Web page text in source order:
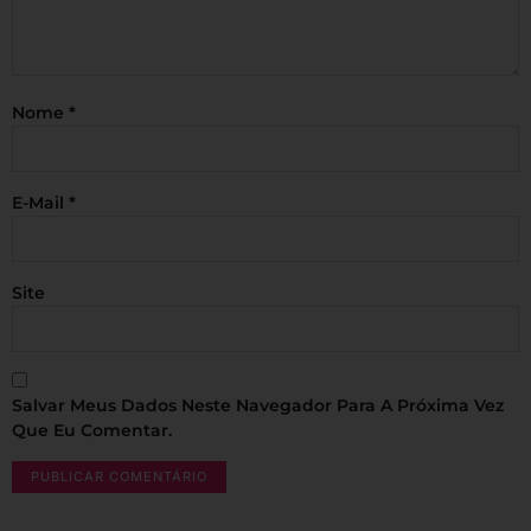
Nome *
E-Mail *
Site
Salvar Meus Dados Neste Navegador Para A Próxima Vez
Que Eu Comentar.